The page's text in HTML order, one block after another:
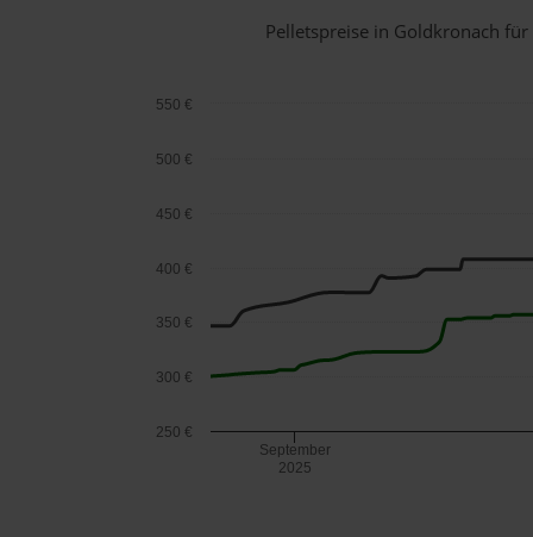
Pelletspreise in Goldkronach
September
2025
250 €
300 €
350 €
400 €
450 €
500 €
550 €